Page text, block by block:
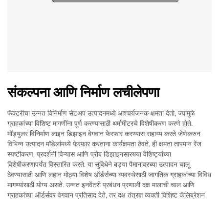
संकल्पना आणि निर्माण लचीलेपणा
फॅक्टरीचा उन्नत विनिर्माण सेटअप उत्पादनमध्ये आश्चर्यजनक क्षमता देतो, ज्यामुळे
ग्राहकांच्या विशिष्ट मागणींना पूर्ण करण्यासाठी थर्मामीटरचे विशेषीकरण करणे होते.
मॉड्युलर विनिर्माण लाइन डिझाइन वेगवान फेरफार करण्यास सहाय्य करते जेणेकरुन
विभिन्न उत्पादन मॉडेलांमध्ये फेरफार करताना कार्यक्षमता ठेवते. ही क्षमता तापमान रेंज
स्पष्टीकरण, प्रदर्शनी विन्यास आणि प्रोब डिझाइनसारख्या वैशिष्ट्यांच्या
विशेषीकरणापर्यंत विस्तारित करते. या सुविधेने बड्या पैमानावरच्या उत्पादन चालू
ठेवण्यासाठी आणि लहान मोठ्या विशेष ऑर्डर्सच्या व्यवस्थेसाठी जागतिक ग्राहकांच्या विविध
मागण्यांसाठी योग्य असते. उन्नत इनवेंटरी प्रबंधन प्रणाली दक्ष मालाची चाल आणि
ग्राहकांच्या ऑर्डर्सवर वेगवान प्रतिसाद देते, तर दक्ष तंत्रज्ञ व्यक्ती विशिष्ट कॅलिब्रेशन